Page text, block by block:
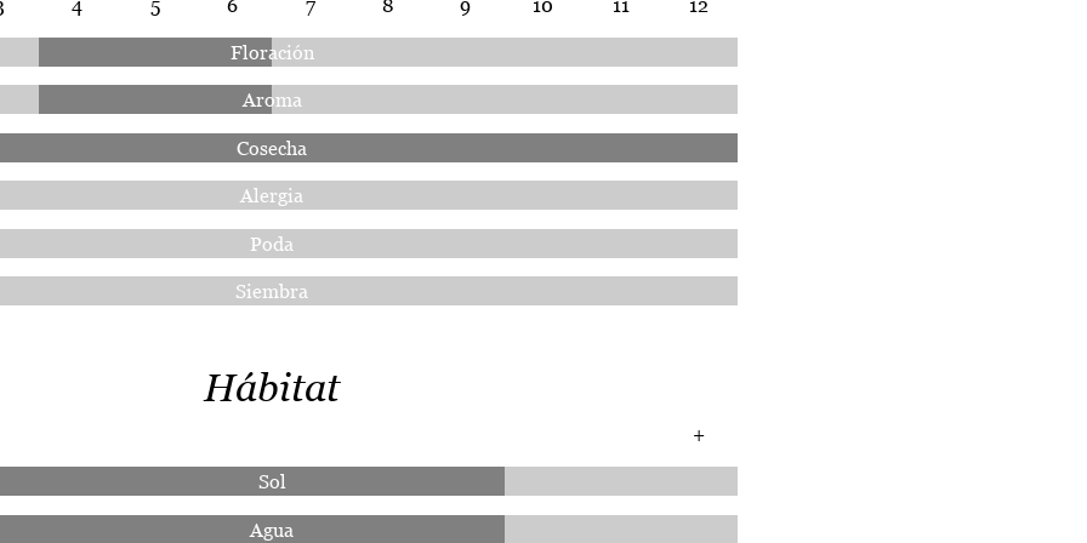
4 5 6 7 8 9 10 11 12
Floración
Aroma
Cosecha
Alergia
Poda
Siembra
Hábitat
+
Sol
Agua